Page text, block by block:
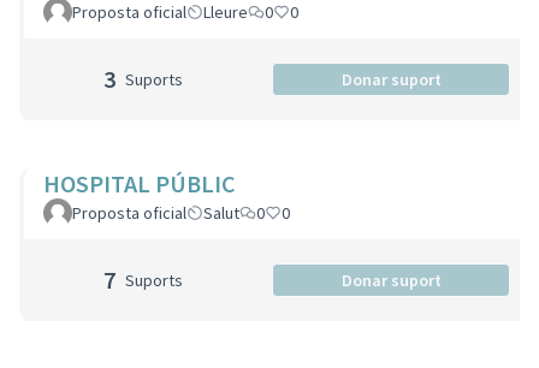
Proposta oficial Lleure 0 0
3 Suports Donar suport
HOSPITAL PÚBLIC
Proposta oficial Salut 0 0
7 Suports Donar suport